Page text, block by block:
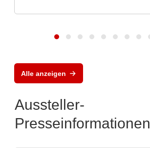
Alle anzeigen
Aussteller-
Presseinformationen